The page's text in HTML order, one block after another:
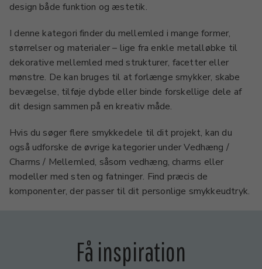
design både funktion og æstetik.
I denne kategori finder du mellemled i mange former,
størrelser og materialer – lige fra enkle metalløbke til
dekorative mellemled med strukturer, facetter eller
mønstre. De kan bruges til at forlænge smykker, skabe
bevægelse, tilføje dybde eller binde forskellige dele af
dit design sammen på en kreativ måde.
Hvis du søger flere smykkedele til dit projekt, kan du
også udforske de øvrige kategorier under Vedhæng /
Charms / Mellemled, såsom vedhæng, charms eller
modeller med sten og fatninger. Find præcis de
komponenter, der passer til dit personlige smykkeudtryk.
Få inspiration